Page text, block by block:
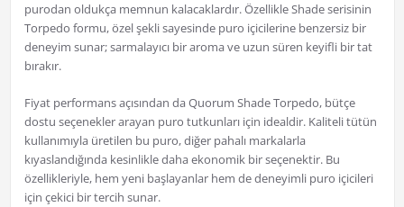
purodan oldukça memnun kalacaklardır. Özellikle Shade serisinin
Torpedo formu, özel şekli sayesinde puro içicilerine benzersiz bir
deneyim sunar; sarmalayıcı bir aroma ve uzun süren keyifli bir tat
bırakır.
Fiyat performans açısından da Quorum Shade Torpedo, bütçe
dostu seçenekler arayan puro tutkunları için idealdir. Kaliteli tütün
kullanımıyla üretilen bu puro, diğer pahalı markalarla
kıyaslandığında kesinlikle daha ekonomik bir seçenektir. Bu
özellikleriyle, hem yeni başlayanlar hem de deneyimli puro içicileri
için çekici bir tercih sunar.